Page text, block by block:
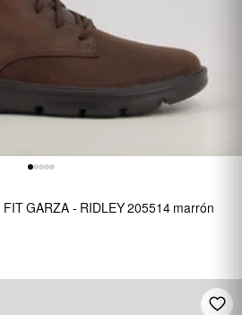
GARZA - RIDLEY 205514 marrón